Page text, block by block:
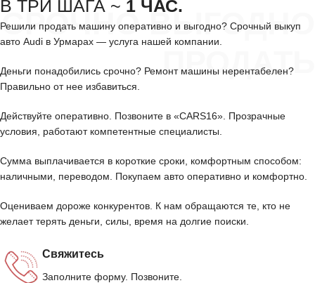
СРОЧНО ВЫГОДНО
ПРОДАТЬ
В ТРИ ШАГА ~ 1 ЧАС.
Решили продать машину оперативно и выгодно? Срочный выкуп
авто Audi в Урмарах — услуга нашей компании.
Деньги понадобились срочно? Ремонт машины нерентабелен?
Правильно от нее избавиться.
Действуйте оперативно. Позвоните в «CARS16». Прозрачные
условия, работают компетентные специалисты.
Сумма выплачивается в короткие сроки, комфортным способом:
наличными, переводом. Покупаем авто оперативно и комфортно.
Оцениваем дороже конкурентов. К нам обращаются те, кто не
желает терять деньги, силы, время на долгие поиски.
Свяжитесь
Заполните форму. Позвоните.